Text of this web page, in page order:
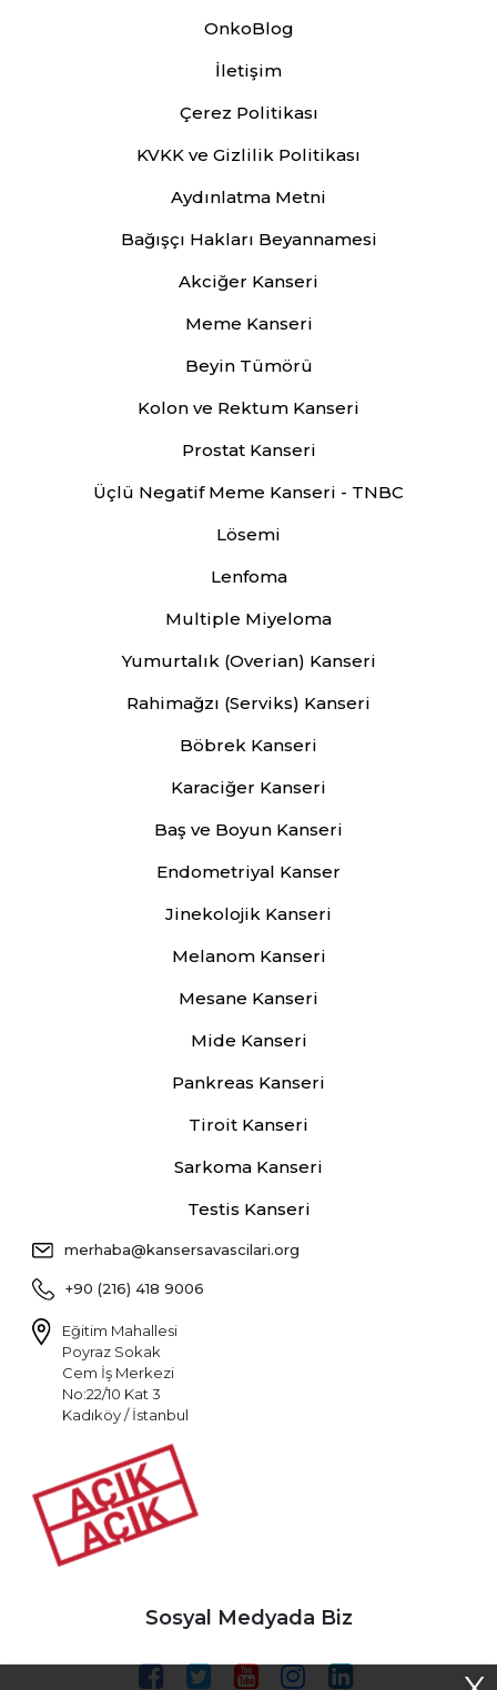
OnkoBlog
İletişim
Çerez Politikası
KVKK ve Gizlilik Politikası
Aydınlatma Metni
Bağışçı Hakları Beyannamesi
Akciğer Kanseri
Meme Kanseri
Beyin Tümörü
Kolon ve Rektum Kanseri
Prostat Kanseri
Üçlü Negatif Meme Kanseri - TNBC
Lösemi
Lenfoma
Multiple Miyeloma
Yumurtalık (Overian) Kanseri
Rahimağzı (Serviks) Kanseri
Böbrek Kanseri
Karaciğer Kanseri
Baş ve Boyun Kanseri
Endometriyal Kanser
Jinekolojik Kanseri
Melanom Kanseri
Mesane Kanseri
Mide Kanseri
Pankreas Kanseri
Tiroit Kanseri
Sarkoma Kanseri
Testis Kanseri
merhaba@kansersavascilari.org
+90 (216) 418 9006
Eğitim Mahallesi
Poyraz Sokak
Cem İş Merkezi
No:22/10 Kat 3
Kadıköy / İstanbul
Sosyal Medyada Biz